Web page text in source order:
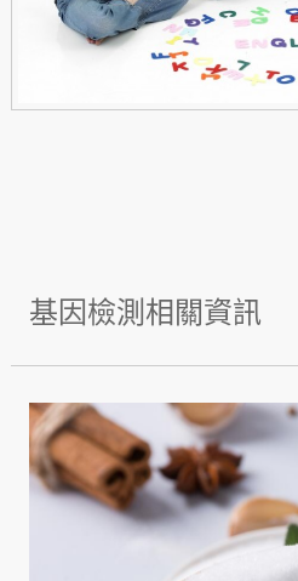
基因檢測相關資訊